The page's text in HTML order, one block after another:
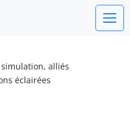
alliés
éclairées